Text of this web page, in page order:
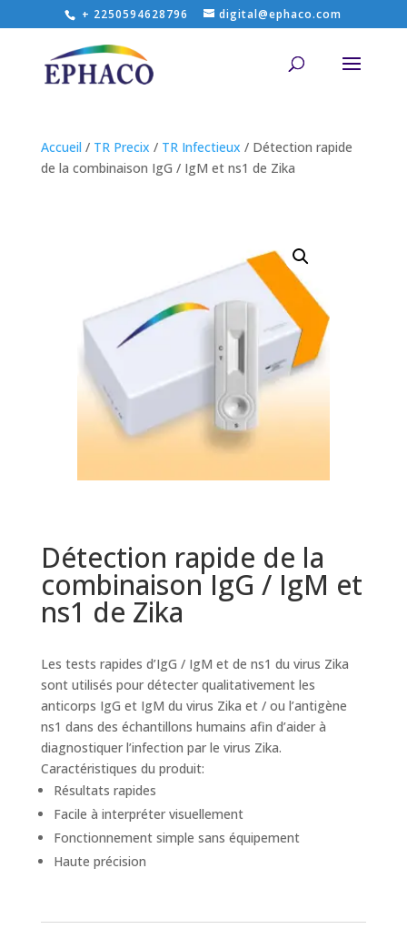
+ 2250594628796 digital@ephaco.com
Accueil / TR Precix / TR Infectieux / Détection rapide
de la combinaison IgG / IgM et ns1 de Zika
Détection rapide de la
combinaison IgG / IgM et
ns1 de Zika
Les tests rapides d’IgG / IgM et de ns1 du virus Zika
sont utilisés pour détecter qualitativement les
anticorps IgG et IgM du virus Zika et / ou l’antigène
ns1 dans des échantillons humains afin d’aider à
diagnostiquer l’infection par le virus Zika.
Caractéristiques du produit:
Résultats rapides
Facile à interpréter visuellement
Fonctionnement simple sans équipement
Haute précision